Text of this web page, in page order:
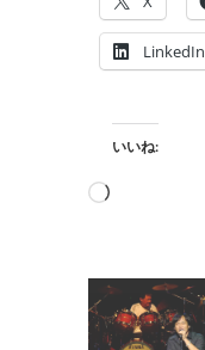
LinkedIn
いいね:
読
中…